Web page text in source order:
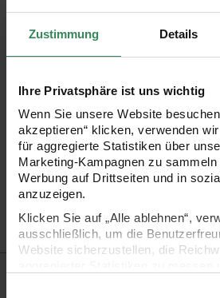
Zustimmung Details
Ihre Privatsphäre ist uns wichtig
Wenn Sie unsere Website
akzeptieren“ klicken, verwenden
für aggregierte Statistiken über
Marketing-Kampagnen zu
Werbung auf Drittseiten und in
anzuzeigen.
Klicken Sie auf „Alle ablehnen“,
ausschließlich, um die
Website sicherzustellen, die
Geschenk setzt. Alle Produkte sind
abgestimmt und bestehen aus
sich nicht nur durch seine Stabilität,
seine ansprechende Optik
Seidenpapier lässt sich ebenso wie
mit den Hot Foil Tapes kombinieren.
Geschenktüte aus Kraftpapier
Maße: 18x26x12 cm
Hersteller